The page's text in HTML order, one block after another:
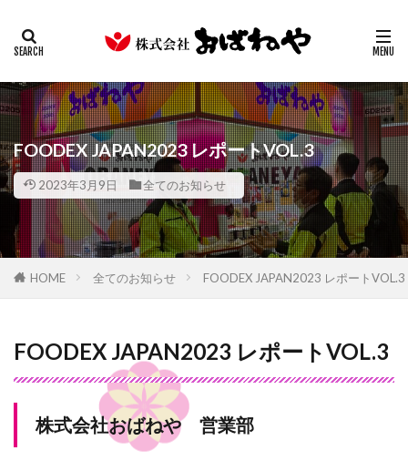
FOODEX JAPAN2023 レポートVOL.3
2023年3月9日 全てのお知らせ
HOME 全てのお知らせ FOODEX JAPAN2023 レポートVOL.3
FOODEX JAPAN2023 レポートVOL.3
株式会社おばねや 営業部
カテゴリー
検索